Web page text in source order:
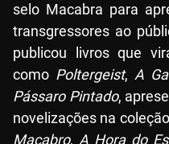
selo Macabra para
transgressores ao
publicou livros que
como Poltergeist, A
Pássaro Pintado,
novelizações na
Macabro, A Hora do